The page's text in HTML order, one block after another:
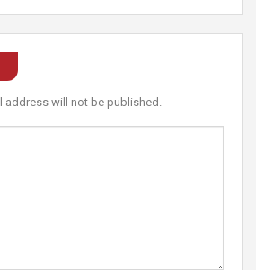
address will not be published.